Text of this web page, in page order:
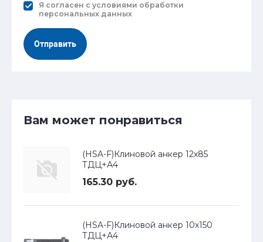
Я согласен с условиями обработки
персональных данных
Отправить
Вам может понравиться
(HSA-F)Клиновой анкер 12х85
ТДЦ+А4
165.30 руб.
(HSA-F)Клиновой анкер 10х150
ТДЦ+А4